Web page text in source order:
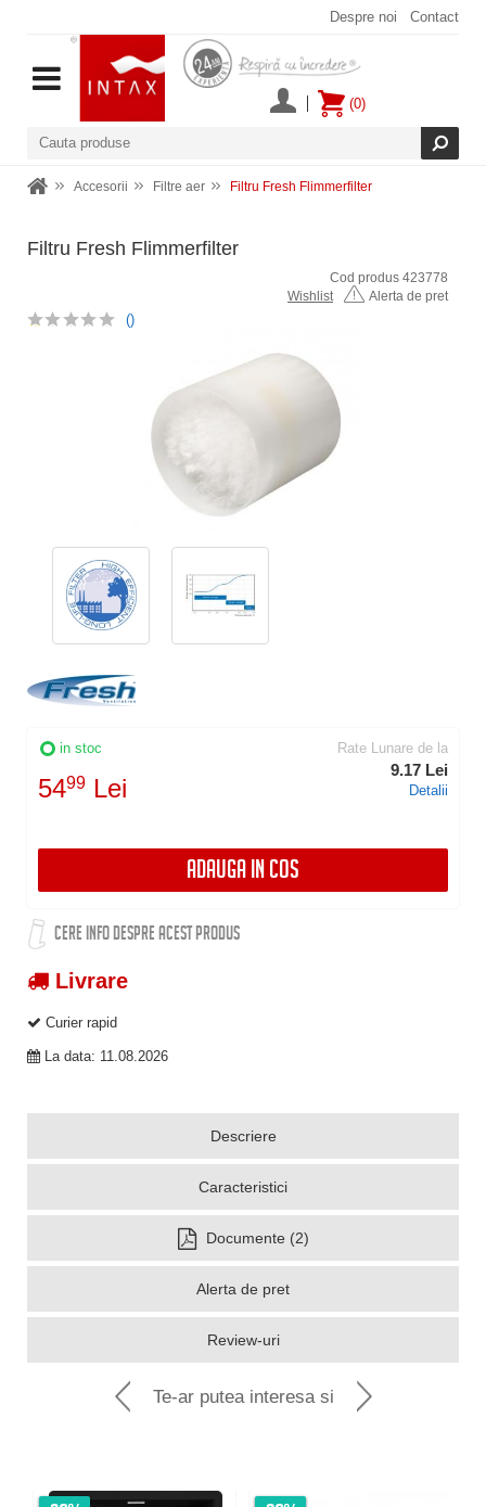
Despre noi Contact
(0)
Accesorii Filtre aer Filtru Fresh Flimmerfilter
Filtru Fresh Flimmerfilter
Cod produs 423778
Wishlist
Alerta de pret
()
in stoc
5499 Lei
Rate Lunare de la
9.17 Lei
Detalii
ADAUGA IN COS
CERE INFO DESPRE ACEST PRODUS
Livrare
Curier rapid
La data: 11.08.2026
Descriere
Caracteristici
Documente (2)
Alerta de pret
Review-uri
Te-ar putea interesa si